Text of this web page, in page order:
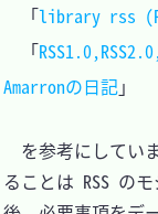
「library rss
「
Amarronの日記」
を参考にしてい
ることは RSS の